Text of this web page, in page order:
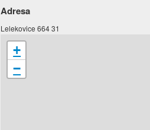
Adresa
Lelekovice 664 31
+
−